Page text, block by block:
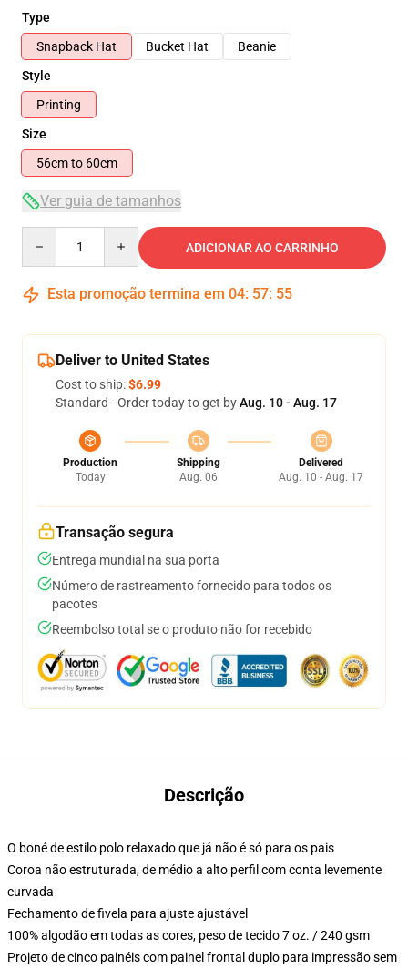
Type
Snapback Hat
Bucket Hat
Beanie
Style
Printing
Size
56cm to 60cm
Ver guia de tamanhos
ADICIONAR AO CARRINHO
Esta promoção termina em 04: 57: 54
Deliver to United States
Cost to ship:$6.99
Standard - Order today to get byAug. 10 - Aug. 17
Production
Today
Shipping
Aug. 06
Delivered
Aug. 10 - Aug. 17
Transação segura
Entrega mundial na sua porta
Número de rastreamento fornecido para todos os
pacotes
Reembolso total se o produto não for recebido
Descrição
O boné de estilo polo relaxado que já não é só para os pais
Coroa não estruturada, de médio a alto perfil com conta levemente
curvada
Fechamento de fivela para ajuste ajustável
100% algodão em todas as cores, peso de tecido 7 oz. / 240 gsm
Projeto de cinco painéis com painel frontal duplo para impressão sem